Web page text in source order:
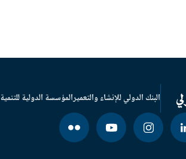
البنك الدولي للإنشاء والتعميرالمؤسسة الدولية للتنمية